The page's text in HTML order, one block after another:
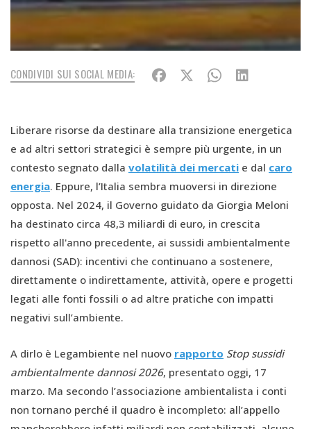
CONDIVIDI SUI SOCIAL MEDIA:
Liberare risorse da destinare alla transizione energetica
e ad altri settori strategici è sempre più urgente, in un
contesto segnato dalla volatilità dei mercati e dal caro
energia. Eppure, l’Italia sembra muoversi in direzione
opposta. Nel 2024, il Governo guidato da Giorgia Meloni
ha destinato circa 48,3 miliardi di euro, in crescita
rispetto all'anno precedente, ai sussidi ambientalmente
dannosi (SAD): incentivi che continuano a sostenere,
direttamente o indirettamente, attività, opere e progetti
legati alle fonti fossili o ad altre pratiche con impatti
negativi sull’ambiente.
A dirlo è Legambiente nel nuovo rapporto Stop sussidi
ambientalmente dannosi 2026, presentato oggi, 17
marzo. Ma secondo l’associazione ambientalista i conti
non tornano perché il quadro è incompleto: all’appello